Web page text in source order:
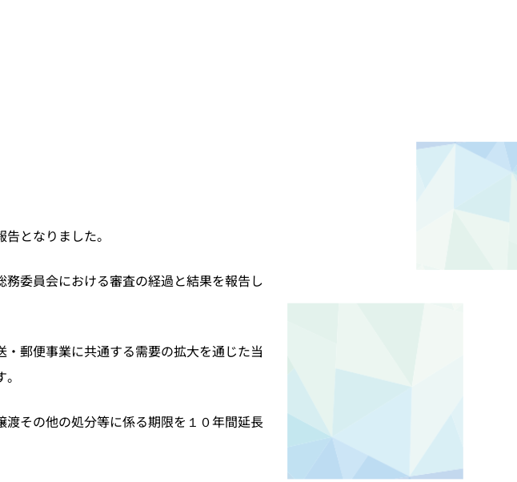
となりました。
委員会における審査の経過と結果を報告し
郵便事業に共通する需要の拡大を通じた当
その他の処分等に係る期限を１０年間延長